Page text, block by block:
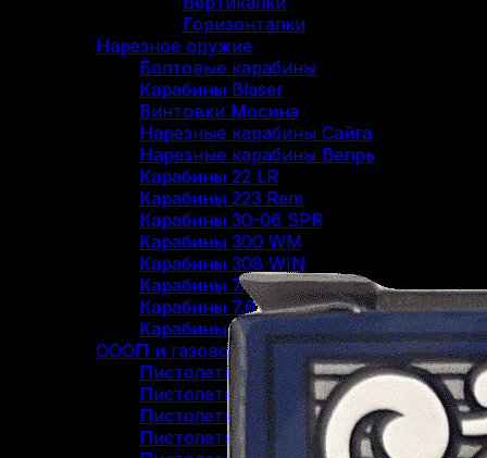
Горизонталки
Нарезное оружие
Болтовые карабины
Карабины Blaser
Винтовки Мосина
Нарезные карабины Сайга
Нарезные карабины Вепрь
Карабины 22 LR
Карабины 223 Rem
Карабины 30-06 SPR
Карабины 300 WM
Карабины 308 WIN
Карабины 7.62/39
Карабины 7.62/54R
Карабины 9.3/62
ОООП и газовое оружие
Пистолеты 10/28
Пистолеты 45 Rubber
Пистолеты 9 Р.А.
Пистолеты Grand Power